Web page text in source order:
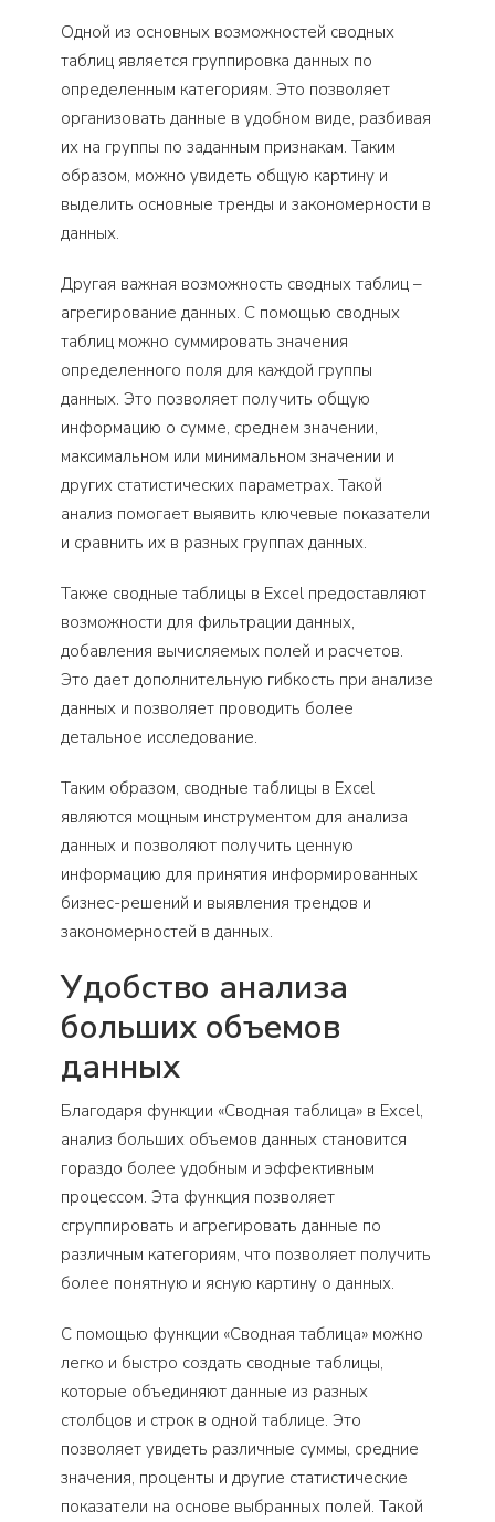
Одной из основных возможностей сводных
таблиц является группировка данных по
определенным категориям. Это позволяет
организовать данные в удобном виде, разбивая
их на группы по заданным признакам. Таким
образом, можно увидеть общую картину и
выделить основные тренды и закономерности в
данных.
Другая важная возможность сводных таблиц –
агрегирование данных. С помощью сводных
таблиц можно суммировать значения
определенного поля для каждой группы
данных. Это позволяет получить общую
информацию о сумме, среднем значении,
максимальном или минимальном значении и
других статистических параметрах. Такой
анализ помогает выявить ключевые показатели
и сравнить их в разных группах данных.
Также сводные таблицы в Excel предоставляют
возможности для фильтрации данных,
добавления вычисляемых полей и расчетов.
Это дает дополнительную гибкость при анализе
данных и позволяет проводить более
детальное исследование.
Таким образом, сводные таблицы в Excel
являются мощным инструментом для анализа
данных и позволяют получить ценную
информацию для принятия информированных
бизнес-решений и выявления трендов и
закономерностей в данных.
Удобство анализа
больших объемов
данных
Благодаря функции «Сводная таблица» в Excel,
анализ больших объемов данных становится
гораздо более удобным и эффективным
процессом. Эта функция позволяет
сгруппировать и агрегировать данные по
различным категориям, что позволяет получить
более понятную и ясную картину о данных.
С помощью функции «Сводная таблица» можно
легко и быстро создать сводные таблицы,
которые объединяют данные из разных
столбцов и строк в одной таблице. Это
позволяет увидеть различные суммы, средние
значения, проценты и другие статистические
показатели на основе выбранных полей. Такой